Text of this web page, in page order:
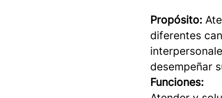
Propósito:
diferentes
desempeñar
Funciones: